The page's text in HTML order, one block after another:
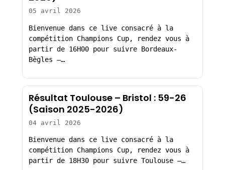
05 avril 2026
Bienvenue dans ce live consacré à la
compétition Champions Cup, rendez vous à
partir de 16H00 pour suivre Bordeaux-
Bègles –…
Résultat Toulouse – Bristol : 59-26
(Saison 2025-2026)
04 avril 2026
Bienvenue dans ce live consacré à la
compétition Champions Cup, rendez vous à
partir de 18H30 pour suivre Toulouse –…